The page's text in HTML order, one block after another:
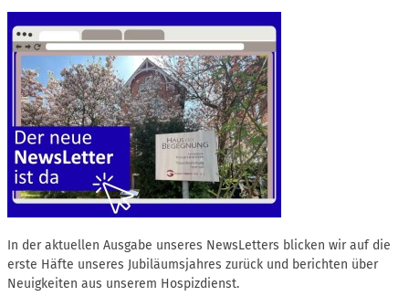
In der aktuellen Ausgabe unseres NewsLetters blicken wir auf die
erste Häfte unseres Jubiläumsjahres zurück und berichten über
Neuigkeiten aus unserem Hospizdienst.